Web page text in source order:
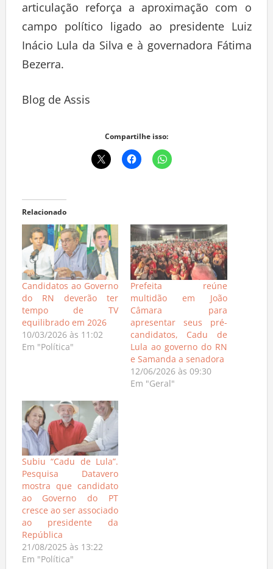
articulação reforça a aproximação com o
campo político ligado ao presidente Luiz
Inácio Lula da Silva e à governadora Fátima
Bezerra.
Blog de Assis
Compartilhe isso:
Relacionado
Candidatos ao Governo
do RN deverão ter
tempo de TV
equilibrado em 2026
10/03/2026 às 11:02
Em "Política"
Prefeita reúne
multidão em João
Câmara para
apresentar seus pré-
candidatos, Cadu de
Lula ao governo do RN
e Samanda a senadora
12/06/2026 às 09:30
Em "Geral"
Subiu “Cadu de Lula”.
Pesquisa Datavero
mostra que candidato
ao Governo do PT
cresce ao ser associado
ao presidente da
República
21/08/2025 às 13:22
Em "Política"